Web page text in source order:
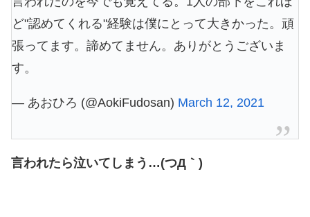
ど"認めてくれる"経験は僕にとって大きかった。頑
張ってます。諦めてません。ありがとうございま
す。
— あおひろ (@AokiFudosan) March 12, 2021
言われたら泣いてしまう…(つД｀)